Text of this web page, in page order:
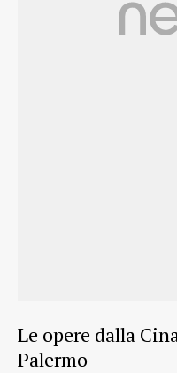
Le opere dalla
Palermo